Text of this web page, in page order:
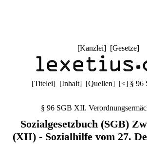
[Kanzlei] [Gesetze]
[Titelei] [Inhalt] [Quellen] [<] § 96
§ 96 SGB XII.
Sozialgesetzbuch (SGB)
(XII) - Sozialhilfe vom 27.